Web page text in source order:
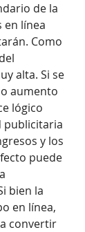
de la
en línea
Como
alta. Si se
aumento
lógico
publicitaria
y los
puede
bien la
en línea,
convertir